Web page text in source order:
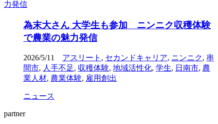
為末大さん 大学生も参加 ニンニク収穫体験
で農業の魅力発信
2026/5/11 アスリート , セカンドキャリア, ニンニク, 串
間市, 人手不足, 収穫体験, 地域活性化, 学生, 日南市, 農
業人材, 農業体験, 雇用創出
ニュース
partner